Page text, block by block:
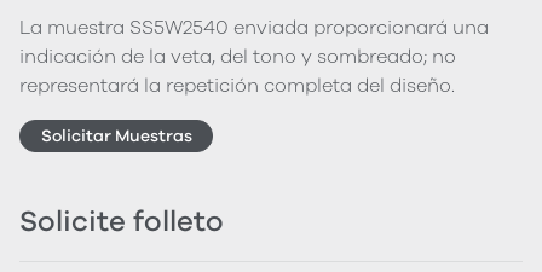
La muestra SS5W2540 enviada proporcionará una
indicación de la veta, del tono y sombreado; no
representará la repetición completa del diseño.
Solicitar Muestras
Solicite folleto